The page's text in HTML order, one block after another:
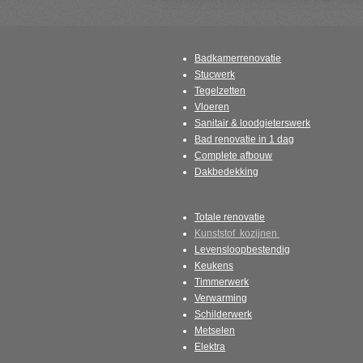
Badkamerrenovatie
Stucwerk
Tegelzetten
Vloeren
Sanitair & loodgieterswerk
Bad renovatie in 1 dag
Complete afbouw
Dakbedekking
Totale renovatie
Kunststof kozijnen
Levensloopbestendig
Keukens
Timmerwerk
Verwarming
Schilderwerk
Metselen
Elektra